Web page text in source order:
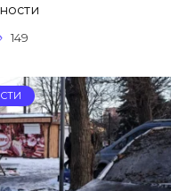
149